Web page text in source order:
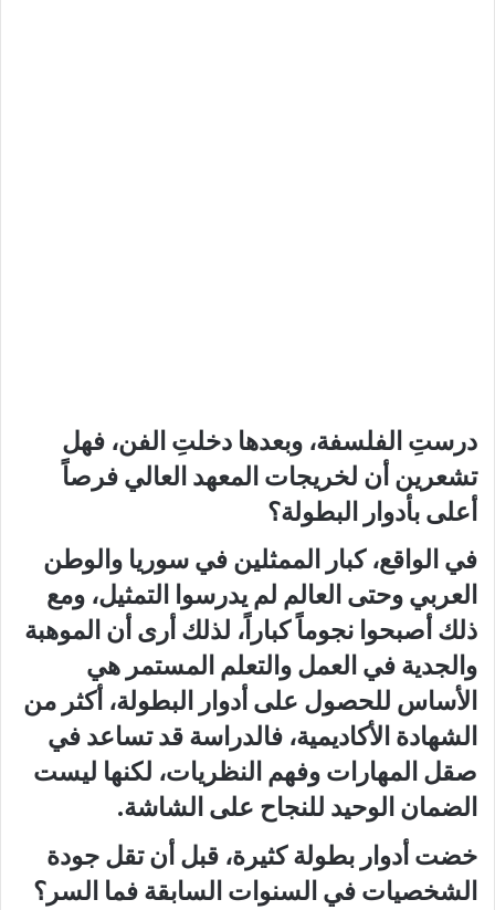
درستِ الفلسفة، وبعدها دخلتِ الفن، فهل
تشعرين أن لخريجات المعهد العالي فرصاً
أعلى بأدوار البطولة؟
في الواقع، كبار الممثلين في سوريا والوطن
العربي وحتى العالم لم يدرسوا التمثيل، ومع
ذلك أصبحوا نجوماً كباراً، لذلك أرى أن الموهبة
والجدية في العمل والتعلم المستمر هي
الأساس للحصول على أدوار البطولة، أكثر من
الشهادة الأكاديمية، فالدراسة قد تساعد في
صقل المهارات وفهم النظريات، لكنها ليست
الضمان الوحيد للنجاح على الشاشة.
خضت أدوار بطولة كثيرة، قبل أن تقل جودة
الشخصيات في السنوات السابقة فما السر؟